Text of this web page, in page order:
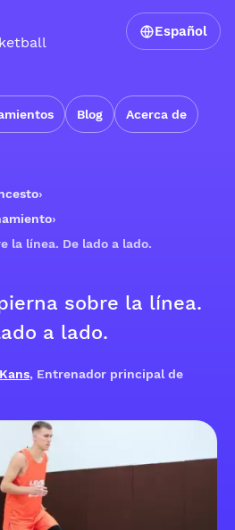
Blog Acerca de
Español
›
›
la línea. De lado a lado.
sobre la línea.
a lado.
, Entrenador principal de